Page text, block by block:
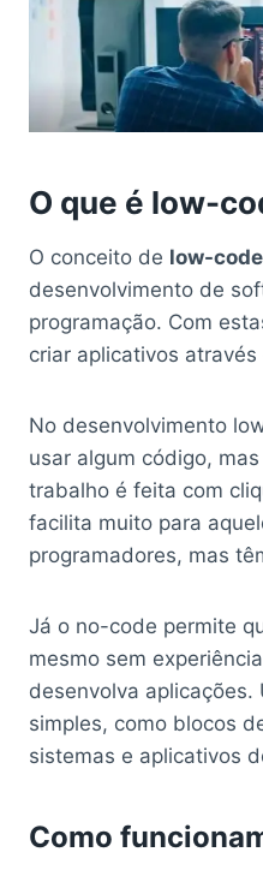
O que é low-
O conceito de low-code
desenvolvimento de
programação. Com
criar aplicativos
No desenvolvimento
usar algum código,
trabalho é feita com
facilita muito para
programadores, mas
Já o no-code permite
mesmo sem
desenvolva
simples, como blocos
sistemas e aplicativos
Como